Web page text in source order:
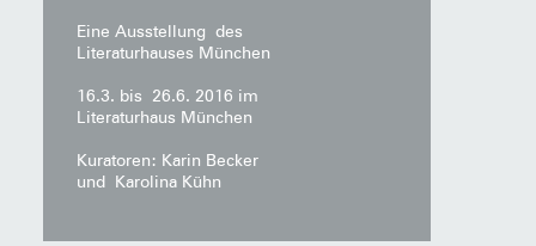
Eine Ausstellung des
Literaturhauses München
16.3. bis 26.6. 2016 im
Literaturhaus München
Kuratoren: Karin Becker
und Karolina Kühn